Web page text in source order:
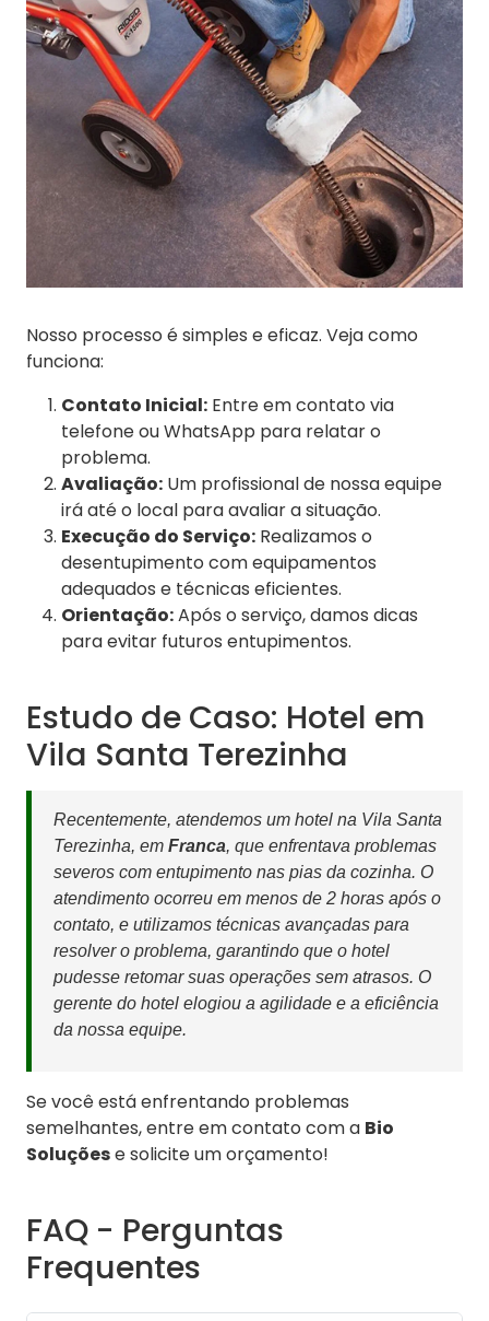
Nosso processo é simples e eficaz. Veja como
funciona:
Contato Inicial: Entre em contato via
telefone ou WhatsApp para relatar o
problema.
Avaliação: Um profissional de nossa equipe
irá até o local para avaliar a situação.
Execução do Serviço: Realizamos o
desentupimento com equipamentos
adequados e técnicas eficientes.
Orientação:Após o serviço, damos dicas
para evitar futuros entupimentos.
Estudo de Caso: Hotel em
Vila Santa Terezinha
Recentemente, atendemos um hotel na Vila Santa
Terezinha, em Franca, que enfrentava problemas
severos com entupimento nas pias da cozinha. O
atendimento ocorreu em menos de 2 horas após o
contato, e utilizamos técnicas avançadas para
resolver o problema, garantindo que o hotel
pudesse retomar suas operações sem atrasos. O
gerente do hotel elogiou a agilidade e a eficiência
da nossa equipe.
Se você está enfrentando problemas
semelhantes, entre em contato com a Bio
Soluçõese solicite um orçamento!
FAQ - Perguntas
Frequentes